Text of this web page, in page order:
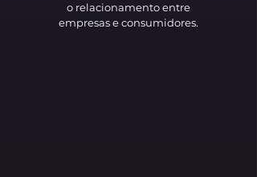
o relacionamento entre
empresas e consumidores.